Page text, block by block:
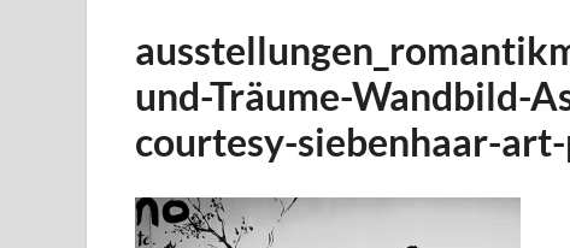
und-Träume-Wandbild-
courtesy-siebenhaar-